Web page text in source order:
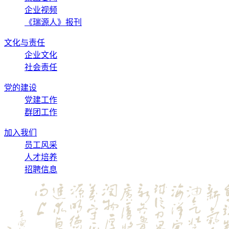
企业视频
《瑞源人》报刊
文化与责任
企业文化
社会责任
党的建设
党建工作
群团工作
加入我们
员工风采
人才培养
招聘信息